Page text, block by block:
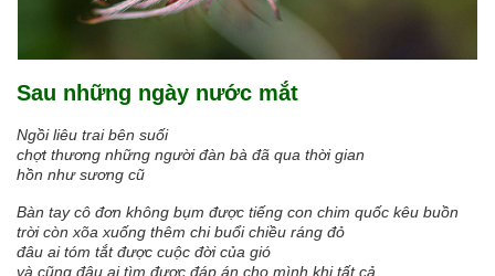
Sau những ngày nước mắt
Ngồi liêu trai bên suối
chợt thương những người đàn bà đã qua thời gian
hồn như sương cũ
Bàn tay cô đơn không bụm được tiếng con chim quốc kêu buồn
trời còn xõa xuống thêm chi buổi chiều ráng đỏ
đâu ai tóm tắt được cuộc đời của gió
và cũng đâu ai tìm được đáp án cho mình khi tất cả